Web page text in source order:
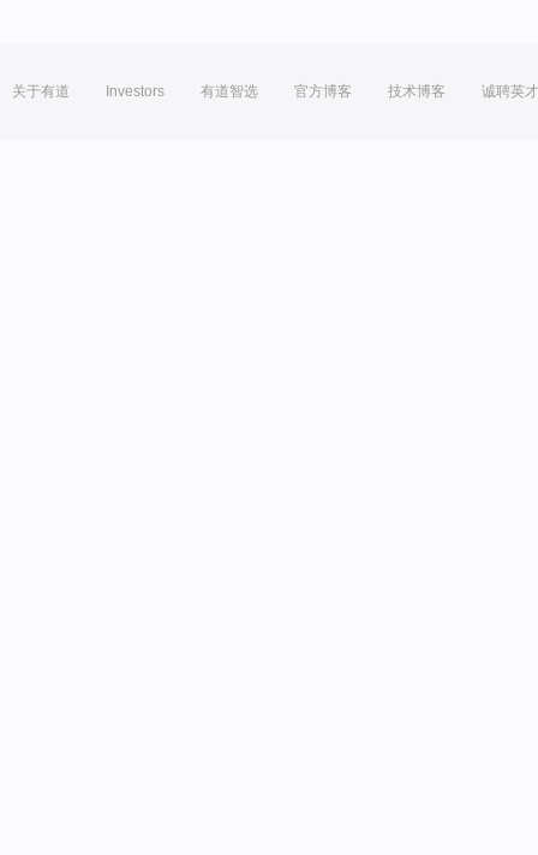
关于有道 Investors 有道智选 官方博客 技术博客 诚聘英才